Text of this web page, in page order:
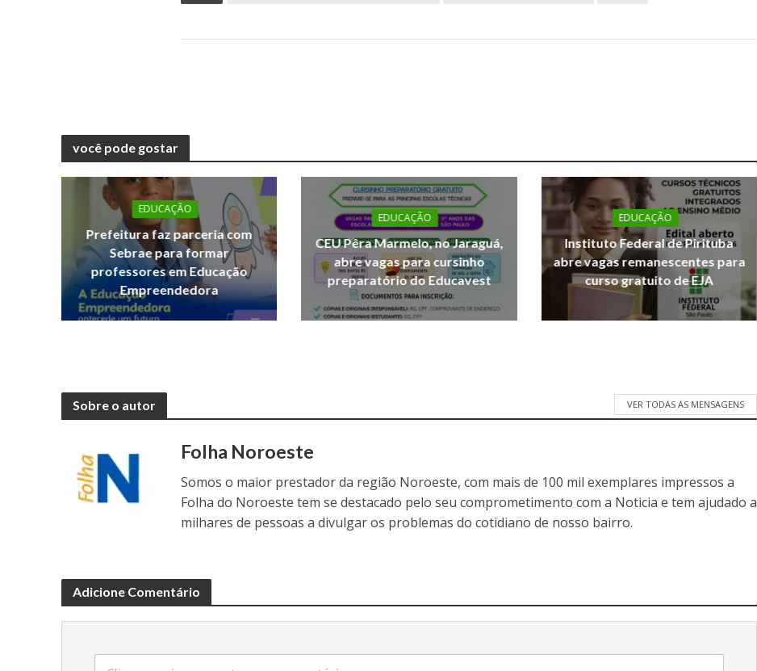
você pode gostar
EDUCAÇÃO
Prefeitura faz parceria com
Sebrae para formar
professores em Educação
Empreendedora
EDUCAÇÃO
CEU Pêra Marmelo, no Jaraguá,
abre vagas para cursinho
preparatório do Educavest
EDUCAÇÃO
Instituto Federal de Pirituba
abre vagas remanescentes para
curso gratuito de EJA
Sobre o autor VER TODAS AS MENSAGENS
Folha Noroeste
Somos o maior prestador da região Noroeste, com mais de 100 mil exemplares impressos a
Folha do Noroeste tem se destacado pelo seu comprometimento com a Noticia e tem ajudado a
milhares de pessoas a divulgar os problemas do cotidiano de nosso bairro.
Adicione Comentário